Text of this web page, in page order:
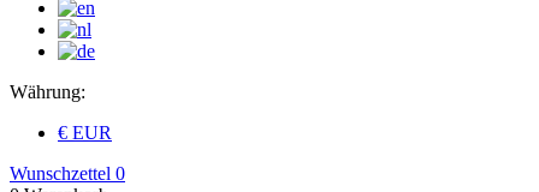
Währung:
€ EUR
Wunschzettel 0